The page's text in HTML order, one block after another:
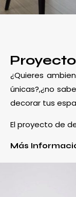
¿Quieres
únicas?,¿no
decorar tus
El proyecto de
Más